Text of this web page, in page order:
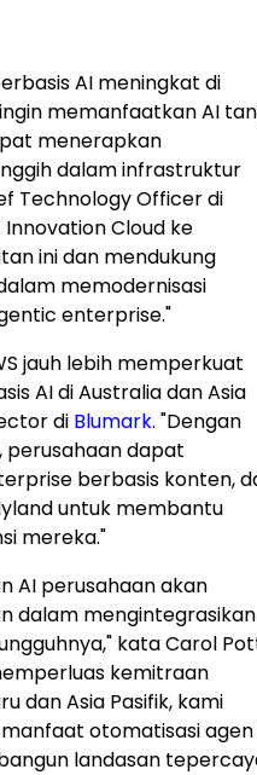
AI meningkat di
memanfaatkan AI
menerapkan
dalam infrastruktur
Technology Officer di
Cloud ke
ini dan mendukung
memodernisasi
enterprise."
jauh lebih memperkuat
AI di Australia dan Asia
di Blumark. "Dengan
perusahaan dapat
berbasis konten,
untuk membantu
mereka."
AI perusahaan akan
dalam mengintegrasikan
kata Carol
kemitraan
dan Asia Pasifik, kami
otomatisasi agen
landasan